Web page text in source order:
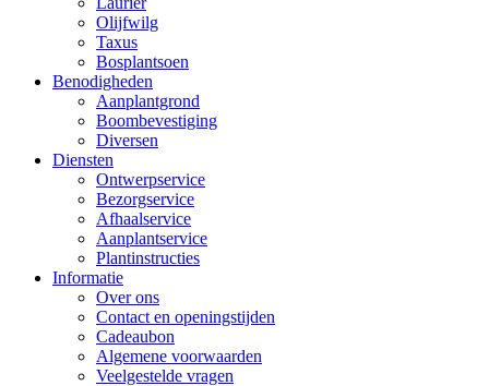
Olijfwilg
Taxus
Bosplantsoen
Benodigheden
Aanplantgrond
Boombevestiging
Diversen
Diensten
Ontwerpservice
Bezorgservice
Afhaalservice
Aanplantservice
Plantinstructies
Informatie
Over ons
Contact en openingstijden
Cadeaubon
Algemene voorwaarden
Veelgestelde vragen